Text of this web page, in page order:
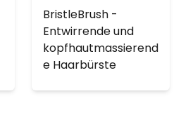
BristleBrush -
Entwirrende und
kopfhautmassierend
e Haarbürste